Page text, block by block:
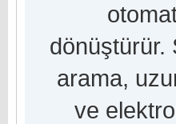
dönüştürür.
arama,
ve